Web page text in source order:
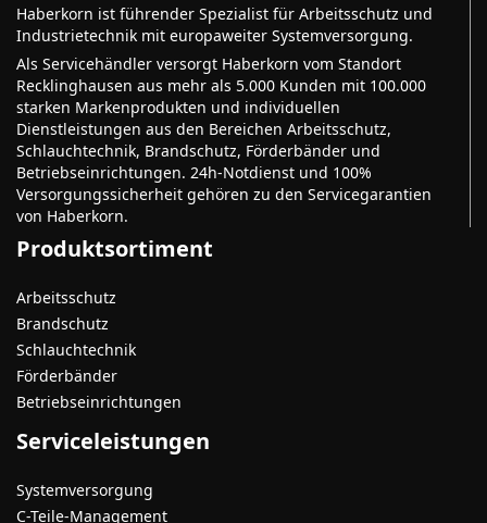
Haberkorn ist führender Spezialist für Arbeitsschutz und
Industrietechnik mit europaweiter Systemversorgung.
Als Servicehändler versorgt Haberkorn vom Standort
Recklinghausen aus mehr als 5.000 Kunden mit 100.000
starken Markenprodukten und individuellen
Dienstleistungen aus den Bereichen Arbeitsschutz,
Schlauchtechnik, Brandschutz, Förderbänder und
Betriebseinrichtungen. 24h-Notdienst und 100%
Versorgungssicherheit gehören zu den Servicegarantien
von Haberkorn.
Produktsortiment
Arbeitsschutz
Brandschutz
Schlauchtechnik
Förderbänder
Betriebseinrichtungen
Serviceleistungen
Systemversorgung
C-Teile-Management